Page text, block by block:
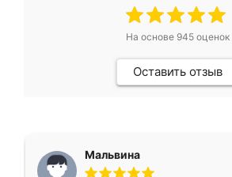
На основе 945оценок
Оставить отзыв
Мальвина